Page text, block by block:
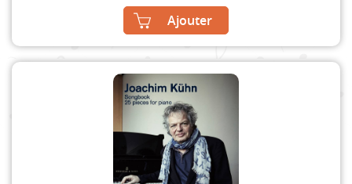
Ajouter